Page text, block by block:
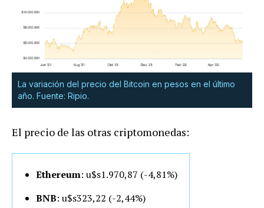
La variación del precio del Bitcoin en pesos en el último
año. Fuente: Ripio.
El precio de las otras criptomonedas:
Ethereum: u$s1.970,87 (-4,81%)
BNB: u$s323,22 (-2,44%)